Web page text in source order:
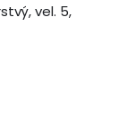
vel. 5,